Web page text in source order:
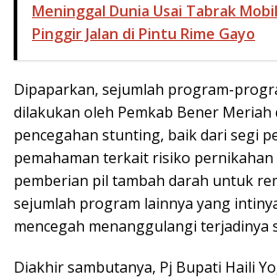
Meninggal Dunia Usai Tabrak
Pinggir Jalan di Pintu Rime Gayo
Dipaparkan, sejumlah program-
dilakukan oleh Pemkab Bener Meriah
pencegahan stunting, baik dari segi
pemahaman terkait risiko pernikahan
pemberian pil tambah darah untuk
sejumlah program lainnya yang
mencegah menanggulangi terjadinya
Diakhir sambutanya, Pj Bupati Haili